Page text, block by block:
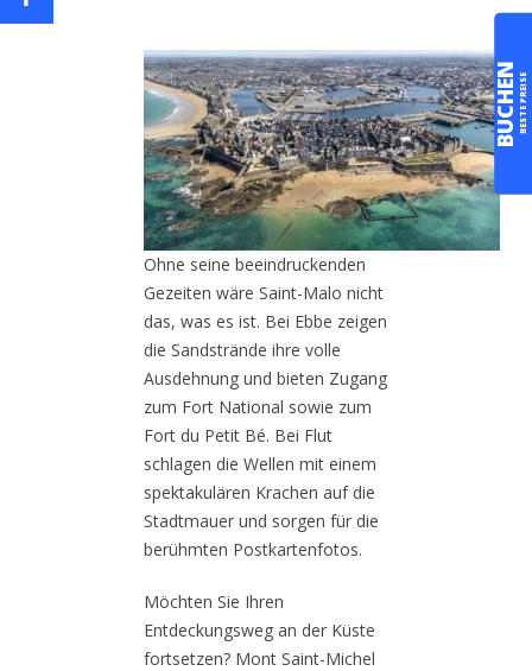
BUCHENBESTE PREISE
Ohne seine beeindruckenden
Gezeiten wäre Saint-Malo nicht
das, was es ist. Bei Ebbe zeigen
die Sandstrände ihre volle
Ausdehnung und bieten Zugang
zum Fort National sowie zum
Fort du Petit Bé. Bei Flut
schlagen die Wellen mit einem
spektakulären Krachen auf die
Stadtmauer und sorgen für die
berühmten Postkartenfotos.
Möchten Sie Ihren
Entdeckungsweg an der Küste
fortsetzen? Mont Saint-Michel